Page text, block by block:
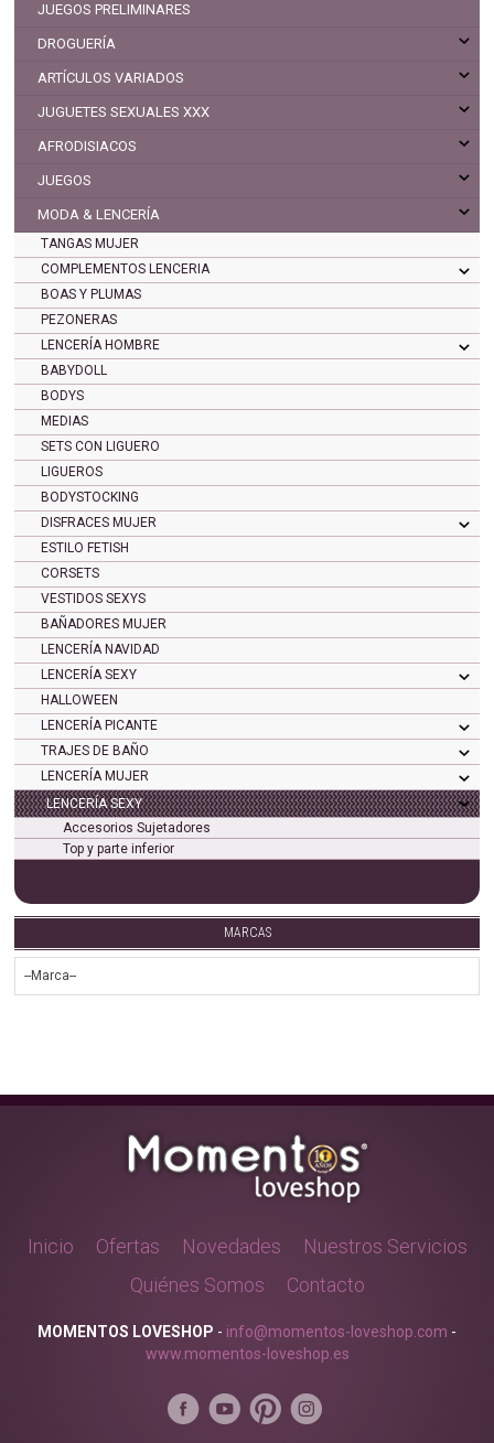
JUEGOS PRELIMINARES
DROGUERÍA
ARTÍCULOS VARIADOS
JUGUETES SEXUALES XXX
AFRODISIACOS
JUEGOS
MODA & LENCERÍA
TANGAS MUJER
COMPLEMENTOS LENCERIA
BOAS Y PLUMAS
PEZONERAS
LENCERÍA HOMBRE
BABYDOLL
BODYS
MEDIAS
SETS CON LIGUERO
LIGUEROS
BODYSTOCKING
DISFRACES MUJER
ESTILO FETISH
CORSETS
VESTIDOS SEXYS
BAÑADORES MUJER
LENCERÍA NAVIDAD
LENCERÍA SEXY
HALLOWEEN
LENCERÍA PICANTE
TRAJES DE BAÑO
LENCERÍA MUJER
LENCERÍA SEXY
Accesorios Sujetadores
Top y parte inferior
MARCAS
Inicio Ofertas Novedades
Nuestros Servicios
Quiénes Somos
Contacto
MOMENTOS LOVESHOP - info@momentos-loveshop.com -
www.momentos-loveshop.es